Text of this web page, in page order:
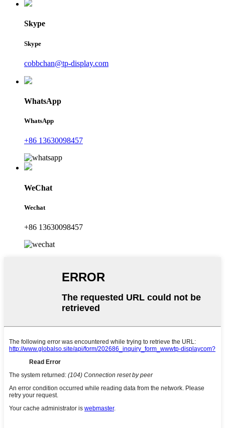
Skype
Skype
cobbchan@tp-display.com
WhatsApp
WhatsApp
+86 13630098457
WeChat
Wechat
+86 13630098457